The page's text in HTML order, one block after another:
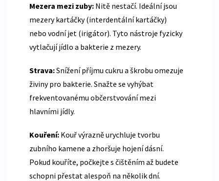
Mezera mezi zuby: Nitě nestačí. Ideální jsou
mezery kartáčky (interdentální kartáčky)
nebo vodní jet (irigátor). Tyto nástroje fyzicky
vytlačují jídlo a bakterie z mezery.
Strava:Snížení příjmu cukru a škrobu omezuje
živiny pro bakterie. Snažte se vyhýbat
frekventovanému občerstvování mezi
hlavními jídly.
Kouření: Kouř výrazně urychluje tvorbu
zubního kamene a zhoršuje hojení dásní.
Pokud kouříte, počkejte s čištěním až budete
schopni přestat alespoň na několik dní.